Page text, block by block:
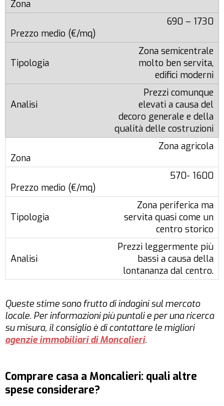
690 – 1730
Zona semicentrale
molto ben servita,
edifici moderni
Prezzi comunque
elevati a causa del
decoro generale e della
qualità delle costruzioni
Zona agricola
570- 1600
Zona periferica ma
servita quasi come un
centro storico
Prezzi leggermente più
bassi a causa della
lontananza dal centro.
Queste stime sono frutto di indagini sul mercato
locale. Per informazioni più puntali e per una ricerca
su misura, il consiglio è di contattare le migliori
agenzie immobiliari di Moncalieri.
Comprare casa a Moncalieri: quali altre
spese considerare?